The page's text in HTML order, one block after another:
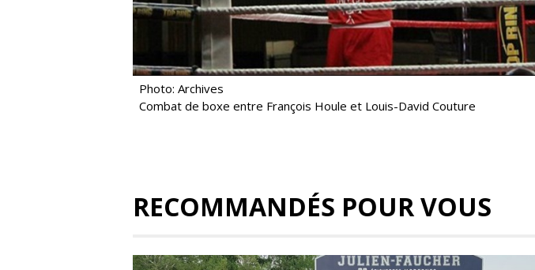
Photo: Archives
Combat de boxe entre François Houle et Louis-David Couture
RECOMMANDÉS POUR VOUS